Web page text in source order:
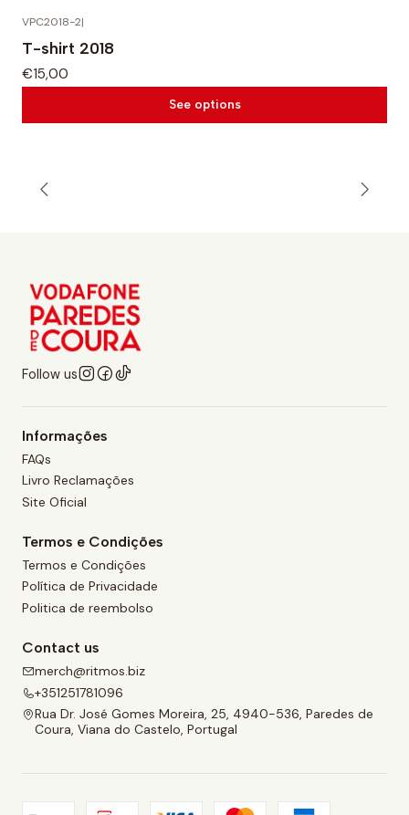
VPC2018-2|
T-shirt 2018
€15,00
See options
Follow us
Informações
FAQs
Livro Reclamações
Site Oficial
Termos e Condições
Termos e Condições
Política de Privacidade
Politica de reembolso
Contact us
merch@ritmos.biz
+351251781096
Rua Dr. José Gomes Moreira, 25, 4940-536, Paredes de
Coura, Viana do Castelo, Portugal